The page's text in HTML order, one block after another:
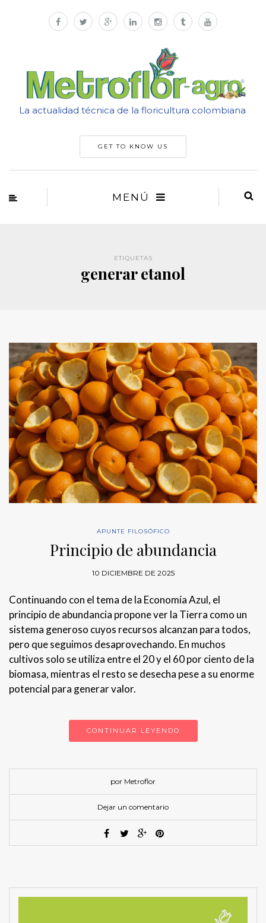
La actualidad técnica de la floricultura colombiana
GET TO KNOW US
MENÚ
ETIQUETAS
generar etanol
APUNTE FILOSÓFICO
Principio de abundancia
10 DICIEMBRE DE 2025
Continuando con el tema de la Economía Azul, el
principio de abundancia propone ver la Tierra como un
sistema generoso cuyos recursos alcanzan para todos,
pero que seguimos desaprovechando. En muchos
cultivos solo se utiliza entre el 20 y el 60 por ciento de la
biomasa, mientras el resto se desecha pese a su enorme
potencial para generar valor.
CONTINUAR LEYENDO
por Metroflor
Dejar un comentario